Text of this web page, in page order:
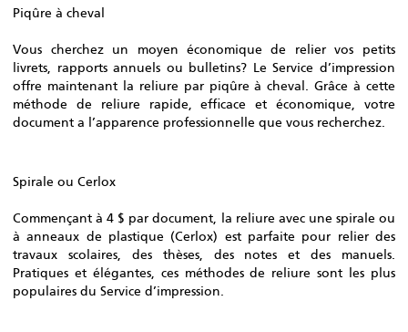
Piqûre à cheval
Vous cherchez un moyen économique de relier vos petits
livrets, rapports annuels ou bulletins? Le Service d’impression
offre maintenant la reliure par piqûre à cheval. Grâce à cette
méthode de reliure rapide, efficace et économique, votre
document a l’apparence professionnelle que vous recherchez.
Spirale ou Cerlox
Commençant à 4 $ par document, la reliure avec une spirale ou
à anneaux de plastique (Cerlox) est parfaite pour relier des
travaux scolaires, des thèses, des notes et des manuels.
Pratiques et élégantes, ces méthodes de reliure sont les plus
populaires du Service d’impression.